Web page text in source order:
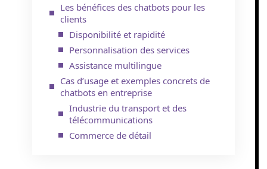
Les bénéfices des chatbots pour les
clients
Disponibilité et rapidité
Personnalisation des services
Assistance multilingue
Cas d’usage et exemples concrets de
chatbots en entreprise
Industrie du transport et des
télécommunications
Commerce de détail